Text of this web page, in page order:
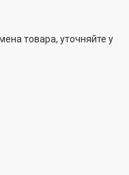
между двумя
тепло в
ваших волос.
быстро и
волосам
товара, уточняйте у